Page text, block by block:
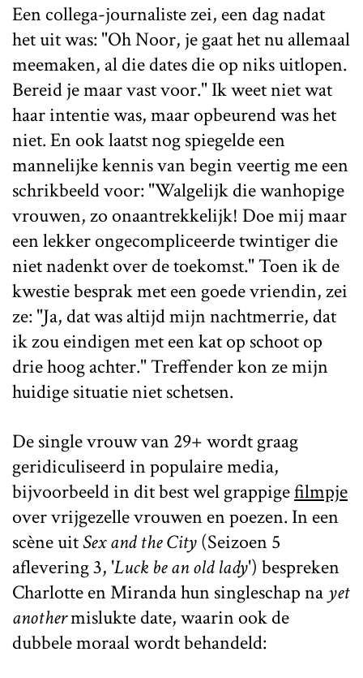
Een collega-journaliste zei, een dag nadat
het uit was: "Oh Noor, je gaat het nu allemaal
meemaken, al die dates die op niks uitlopen.
Bereid je maar vast voor." Ik weet niet wat
haar intentie was, maar opbeurend was het
niet. En ook laatst nog spiegelde een
mannelijke kennis van begin veertig me een
schrikbeeld voor: "Walgelijk die wanhopige
vrouwen, zo onaantrekkelijk! Doe mij maar
een lekker ongecompliceerde twintiger die
niet nadenkt over de toekomst." Toen ik de
kwestie besprak met een goede vriendin, zei
ze: "Ja, dat was altijd mijn nachtmerrie, dat
ik zou eindigen met een kat op schoot op
drie hoog achter." Treffender kon ze mijn
huidige situatie niet schetsen.
De single vrouw van 29+ wordt graag
geridiculiseerd in populaire media,
bijvoorbeeld in dit best wel grappigefilmpje
over vrijgezelle vrouwen en poezen. In een
scène uitSex and the City(Seizoen 5
aflevering 3, 'Luck be an old lady') bespreken
Charlotte en Miranda hun singleschap na yet
anothermislukte date, waarin ook de
dubbele moraal wordt behandeld: